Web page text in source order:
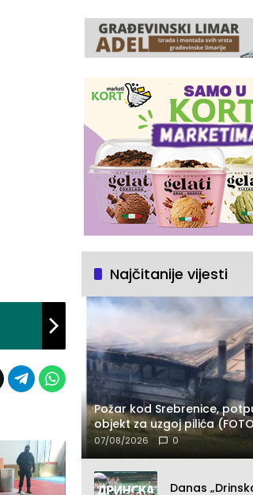
Najčitanije vijesti
Požar kod Srebrenice,
objekt za uzgoj pilića
07/08/2026 0
Danas